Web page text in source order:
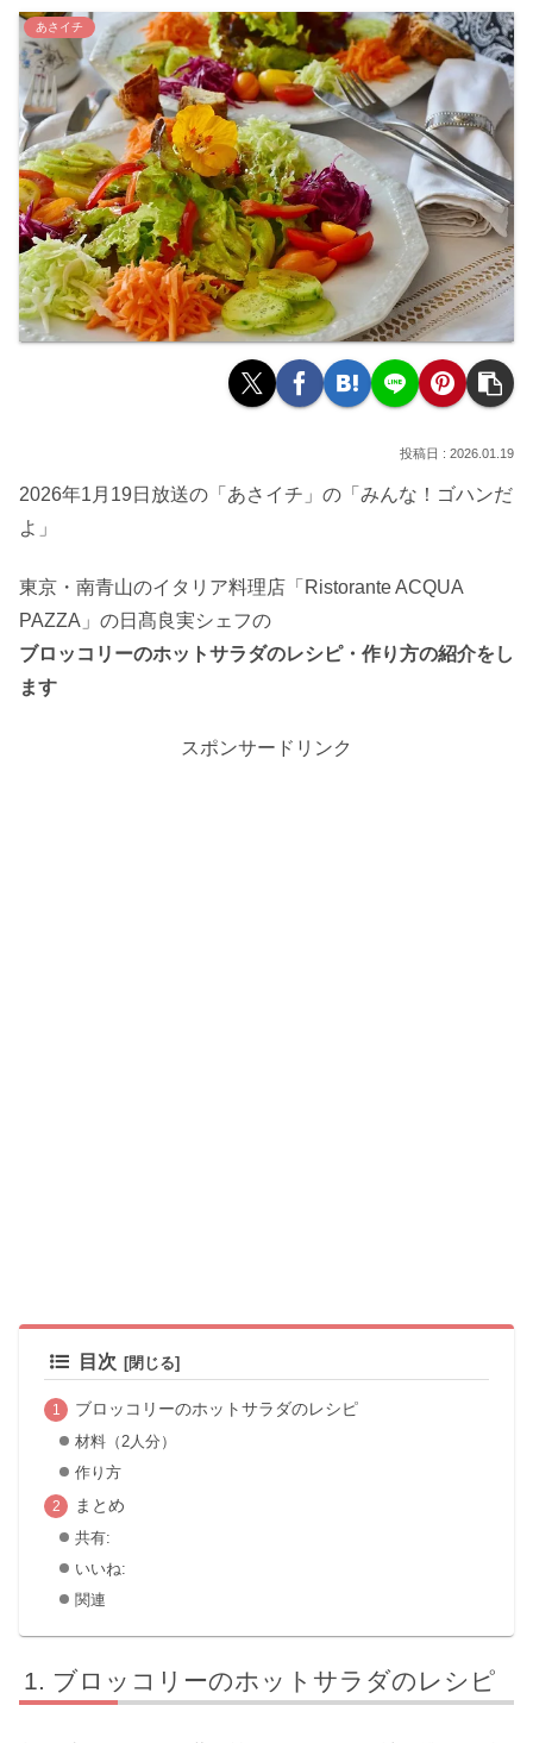
あさイチ
2026.01.19
2026年1月19日放送の「あさイチ」の「みんな！ゴハンだ
よ」
東京・南青山のイタリア料理店「Ristorante ACQUA
PAZZA」の日髙良実シェフの
ブロッコリーのホットサラダのレシピ・作り方の紹介をし
ます
スポンサードリンク
目次
ブロッコリーのホットサラダのレシピ
材料（2人分）
作り方
まとめ
共有:
いいね:
関連
ブロッコリーのホットサラダのレシピ